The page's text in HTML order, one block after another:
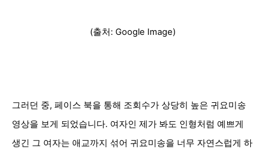
(출처: Google Image)
그러던 중, 페이스 북을 통해 조회수가 상당히 높은 귀요미송
영상을 보게 되었습니다. 여자인 제가 봐도 인형처럼 예쁘게
생긴 그 여자는 애교까지 섞어 귀요미송을 너무 자연스럽게 하